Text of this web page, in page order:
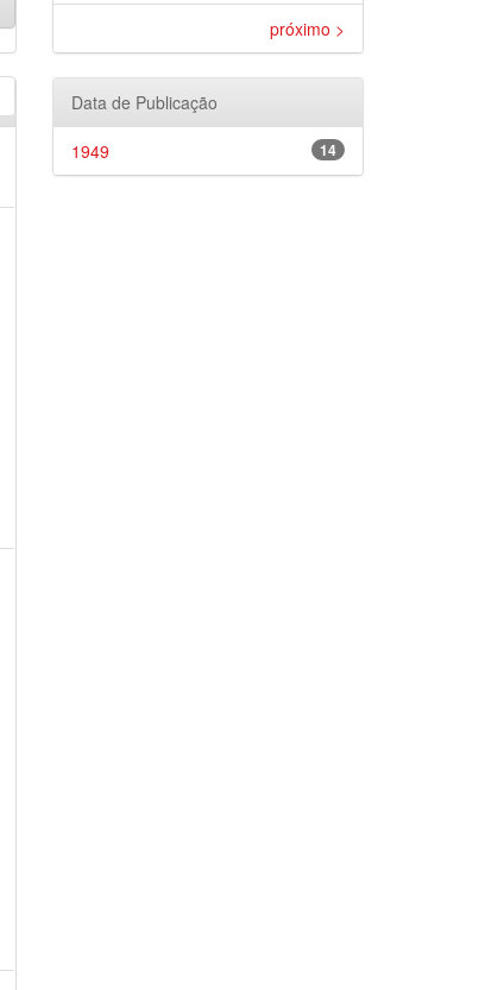
próximo >
Data de Publicação
14
1949